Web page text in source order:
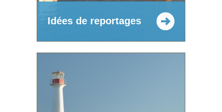
Idées de reportages